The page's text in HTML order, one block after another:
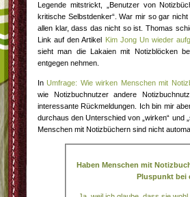
Legende mitstrickt, „Benutzer von
kritische Selbstdenker“. War mir so gar
allen klar, dass das nicht so ist. Thomas
Link auf den Artikel Kim Jong Un wieder
sieht man die Lakaien mit Notizblöcken
entgegen nehmen.
InUmfrage: Wie wirken Menschen mit
wie Notizbuchnutzer andere
interessante Rückmeldungen. Ich bin mir
durchaus den Unterschied von „wirken“ und
Menschen mit Notizbüchern sind nicht
Haben Menschen mit
Pluspunkt bei